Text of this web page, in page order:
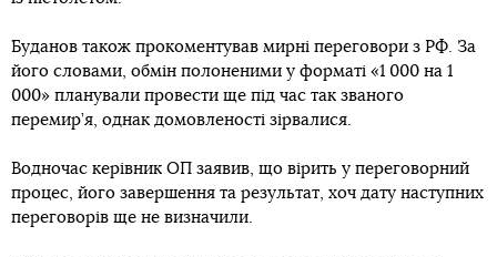
Буданов також прокоментував мирні переговори з РФ. За
його словами, обмін полоненими у форматі «1 000 на 1
000» планували провести ще під час так званого
перемир’я, однак домовленості зірвалися.
Водночас керівник ОП заявив, що вірить у переговорний
процес, його завершення та результат, хоч дату наступних
переговорів ще не визначили.